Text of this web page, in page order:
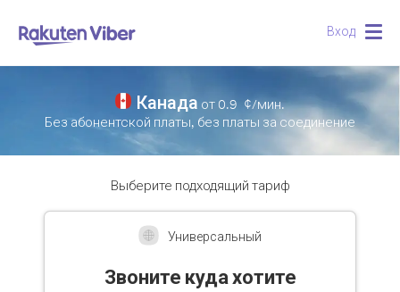
Вход
Канада от 0.9 ¢/мин.
Без абонентской платы, без платы за соединение
Выберите подходящий тариф
Универсальный
Звоните куда хотите